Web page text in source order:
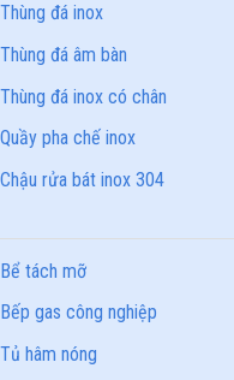
Thùng đá inox
Thùng đá âm bàn
Thùng đá inox có chân
Quầy pha chế inox
Chậu rửa bát inox 304
Bể tách mỡ
Bếp gas công nghiệp
Tủ hâm nóng